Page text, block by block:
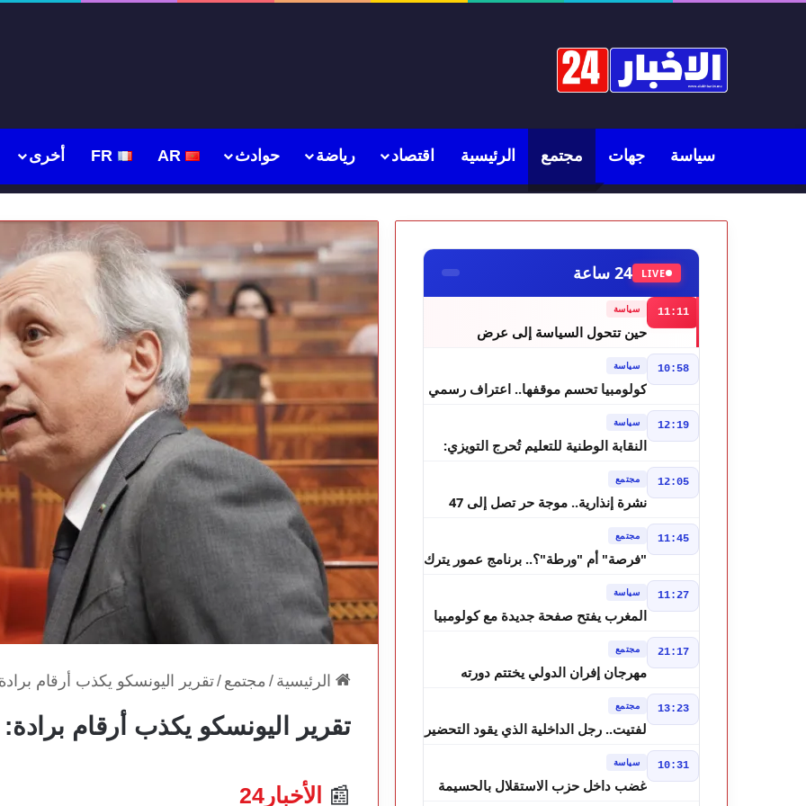
سياسة جهات مجتمع الرئيسية اقتصاد رياضة حوادث AR
FR أخرى
الرئيسية / مجتمع /تقرير اليونسكو يكذب أرقام
تقرير اليونسكو يكذب أرقام برادة:
📰
الأخبار24
LIVE 24 ساعة
11:11 سياسة
حين تتحول السياسة إلى عرض
التعليقات الساخرة
10:58 سياسة
كولومبيا تحسم موقفها.. اعتراف رسمي
12:19 سياسة
النقابة الوطنية للتعليم تُحرج التويزي:
12:05 مجتمع
نشرة إنذارية.. موجة حر تصل إلى 47
بالمغرب
11:45 مجتمع
"فرصة" أم "ورطة"؟.. برنامج عمور يترك
11:27 سياسة
المغرب يفتح صفحة جديدة مع كولومبيا
21:17 مجتمع
مهرجان إفران الدولي يختتم دورته
تخطف الأضواء
13:23 مجتمع
لفتيت.. رجل الداخلية الذي يقود التحضير
10:31 سياسة
غضب داخل حزب الاستقلال بالحسيمة